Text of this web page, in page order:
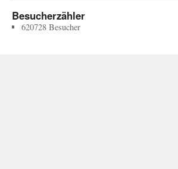
Besucherzähler
620728Besucher